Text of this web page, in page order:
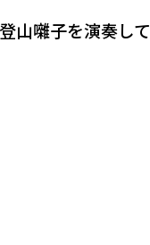
山囃子を演奏して